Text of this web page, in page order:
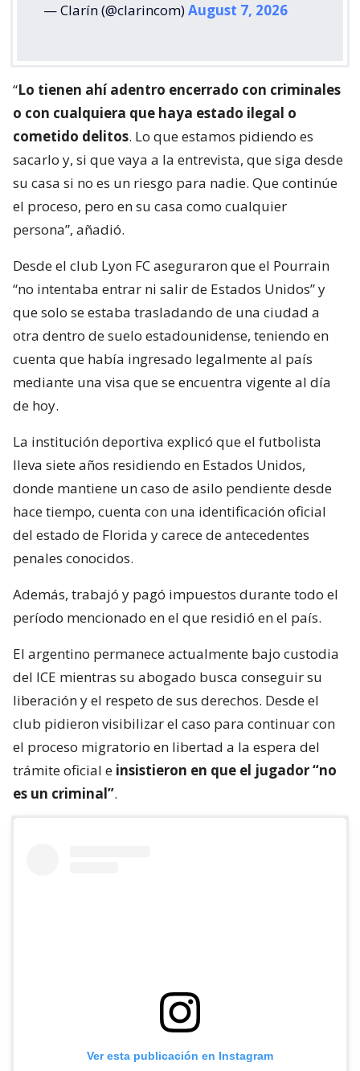
— Clarín (@clarincom)August 7, 2026
“Lo tienen ahí adentro encerrado con criminales
o con cualquiera que haya estado ilegal o
cometido delitos. Lo que estamos pidiendo es
sacarlo y, si que vaya a la entrevista, que siga desde
su casa si no es un riesgo para nadie. Que continúe
el proceso, pero en su casa como cualquier
persona”, añadió.
Desde el club Lyon FC aseguraron que el Pourrain
“no intentaba entrar ni salir de Estados Unidos” y
que solo se estaba trasladando de una ciudad a
otra dentro de suelo estadounidense, teniendo en
cuenta que había ingresado legalmente al país
mediante una visa que se encuentra vigente al día
de hoy.
La institución deportiva explicó que el futbolista
lleva siete años residiendo en Estados Unidos,
donde mantiene un caso de asilo pendiente desde
hace tiempo, cuenta con una identificación oficial
del estado de Florida y carece de antecedentes
penales conocidos.
Además, trabajó y pagó impuestos durante todo el
período mencionado en el que residió en el país.
El argentino permanece actualmente bajo custodia
del ICE mientras su abogado busca conseguir su
liberación y el respeto de sus derechos. Desde el
club pidieron visibilizar el caso para continuar con
el proceso migratorio en libertad a la espera del
trámite oficial e insistieron en que el jugador “no
es un criminal”.
Ver esta publicación en Instagram